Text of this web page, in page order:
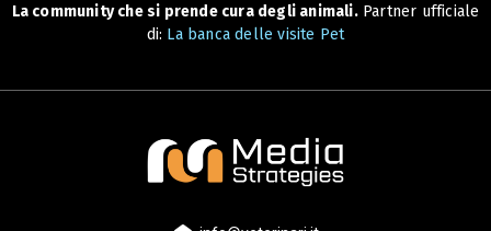
La community che si prende cura degli animali.Partner ufficiale
di: La banca delle visite Pet